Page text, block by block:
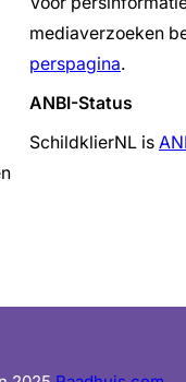
mediaverzoeken
perspagina.
ANBI-Status
SchildklierNL is